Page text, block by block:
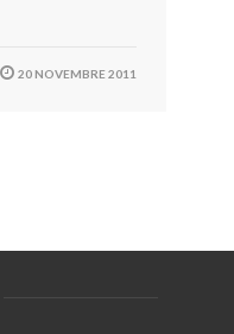
20 NOVEMBRE 2011